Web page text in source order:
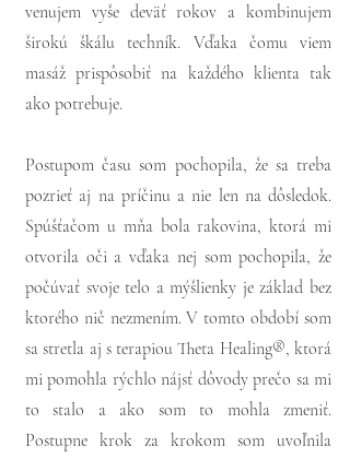
venujem vyše deväť rokov a kombinujem
širokú škálu techník. Vďaka čomu viem
masáž prispôsobiť na každého klienta tak
ako potrebuje.
Postupom času som pochopila, že sa treba
pozrieť aj na príčinu a nie len na dôsledok.
Spúšťačom u mňa bola rakovina, ktorá mi
otvorila oči a vďaka nej som pochopila, že
počúvať svoje telo a mýšlienky je základ bez
ktorého nič nezmením. V tomto období som
sa stretla aj s terapiouTheta Healing®, ktorá
mi pomohla rýchlo nájsť dôvody prečo sa mi
to stalo a ako som to mohla zmeniť.
Postupne krok za krokom som uvoľnila